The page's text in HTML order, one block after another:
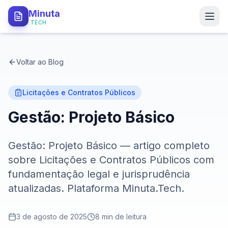
Minuta
.TECH
Como Funciona
Tipos de Minutas
API Local
Segurança
PARA QUEM
Procuradorias
Voltar ao Blog
Licitações e Contratos Públicos
Gestão: Projeto Básico
Gestão: Projeto Básico — artigo completo
sobre Licitações e Contratos Públicos com
fundamentação legal e jurisprudência
atualizadas. Plataforma Minuta.Tech.
3 de agosto de 2025 8 min de leitura